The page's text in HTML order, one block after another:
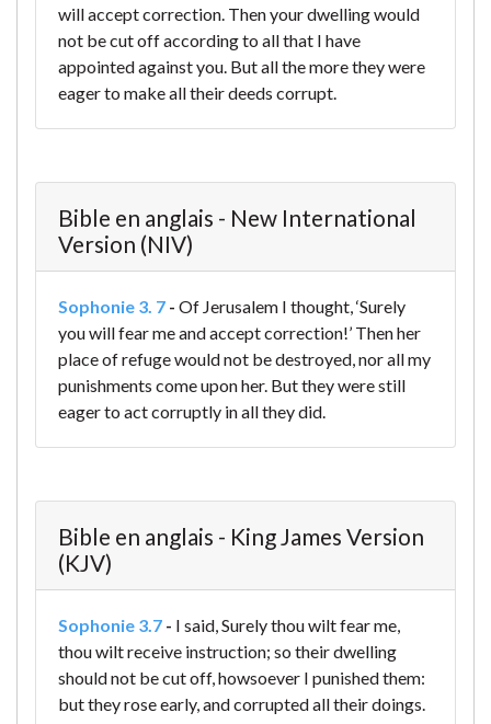
will accept correction. Then your dwelling would
not be cut offaccording to all that I have
appointed against you. But all the more they were
eagerto make all their deeds corrupt.
Bible en anglais - New International
Version (NIV)
Sophonie 3. 7 - Of Jerusalem I thought,‘Surely
you will fear meand accept correction!’ Then her
place of refuge would not be destroyed,nor all my
punishments come upon her. But they were still
eagerto act corruptly in all they did.
Bible en anglais - King James Version
(KJV)
Sophonie 3.7 - I said, Surely thou wilt fear me,
thou wilt receive instruction; so their dwelling
should not be cut off, howsoever I punished them:
but they rose early, and corrupted all their doings.